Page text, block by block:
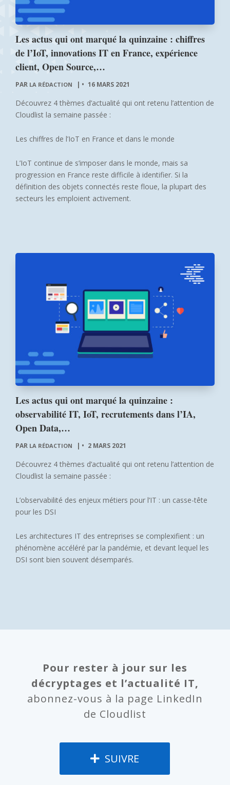
Les actus qui ont marqué la quinzaine : chiffres
de l’IoT, innovations IT en France, expérience
client, Open Source,…
PAR LA RÉDACTION | 16 MARS 2021
Découvrez 4 thèmes d’actualité qui ont retenu l’attention de
Cloudlist la semaine passée :
Les chiffres de l’IoT en France et dans le monde
L’IoT continue de s’imposer dans le monde, mais sa
progression en France reste difficile à identifier. Si la
définition des objets connectés reste floue, la plupart des
secteurs les emploient activement.
Les actus qui ont marqué la quinzaine :
observabilité IT, IoT, recrutements dans l’IA,
Open Data,…
PAR LA RÉDACTION | 2 MARS 2021
Découvrez 4 thèmes d’actualité qui ont retenu l’attention de
Cloudlist la semaine passée :
L’observabilité des enjeux métiers pour l’IT : un casse-tête
pour les DSI
Les architectures IT des entreprises se complexifient : un
phénomène accéléré par la pandémie, et devant lequel les
DSI sont bien souvent désemparés.
Pour rester à jour sur les
décryptages et l’actualité IT,
abonnez-vous à la page LinkedIn
de Cloudlist
SUIVRE